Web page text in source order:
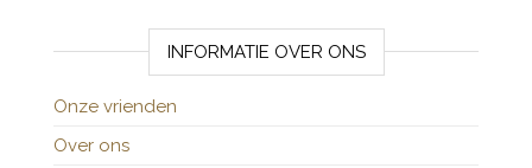
INFORMATIE OVER ONS
Onze vrienden
Over ons